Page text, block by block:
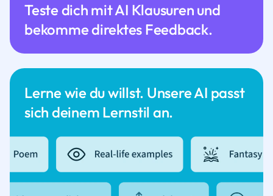
Lerne wie du willst. Unsere AI passt
sich deinem Lernstil an.
Teste dich mit AI Klausuren und
bekomme direktes Feedback.